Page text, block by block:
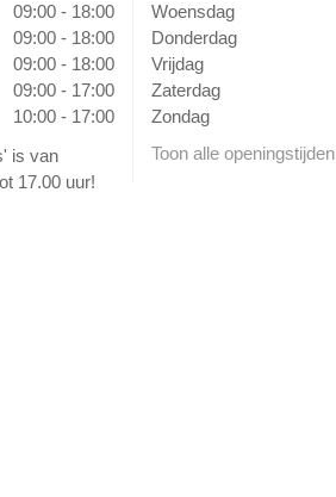
09:00 - 18:00
09:00 - 18:00
09:00 - 18:00
09:00 - 17:00
10:00 - 17:00
is van
17.00 uur!
Woensdag
Donderdag
Vrijdag
Zaterdag
Zondag
Toon alle openingstijden